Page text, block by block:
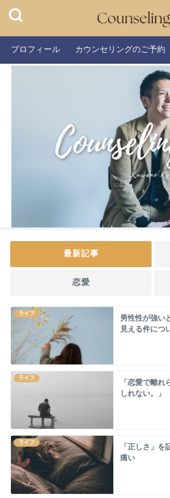
プロフィール カウンセリングのご予約
最新記事
恋愛
ライフ
男性性が強い
見える件につ
ライフ
「恋愛で離
しれない。」
ライフ
「正しさ」
痛い